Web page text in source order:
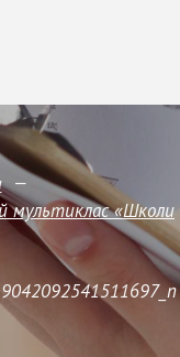
—
мультиклас «Школи